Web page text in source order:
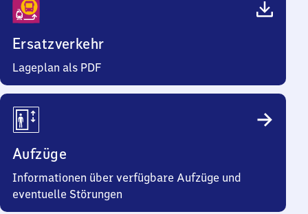
Ersatzverkehr
Lageplan als PDF
Aufzüge
Informationen über verfügbare Aufzüge und
eventuelle Störungen